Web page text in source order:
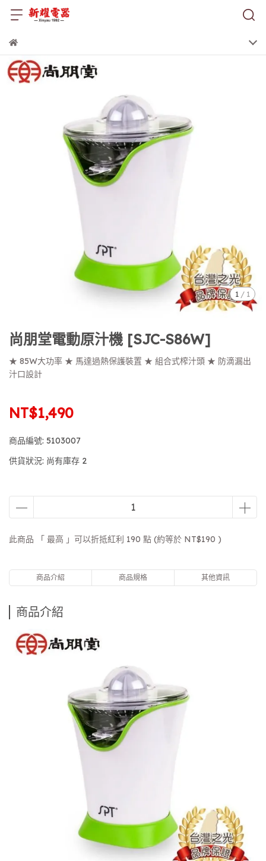
1 / 1
尚朋堂電動原汁機 [SJC-S86W]
★ 85W大功率 ★ 馬達過熱保護裝置 ★ 組合式榨汁頭 ★ 防滴漏出
汁口設計
NT$1,490
商品編號: 5103007
供貨狀況: 尚有庫存 2
此商品 「 最高 」可以折抵紅利 190 點 (約等於 NT$190 )
商品介紹 商品規格 其他資訊
商品介紹